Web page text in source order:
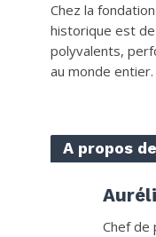
Chez la
historique est
polyvalents,
au monde entier.
A propos
Chef de